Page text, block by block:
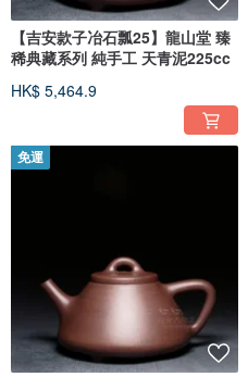
【吉安款子冶石瓢25】龍山堂 臻
稀典藏系列 純手工 天青泥225cc
HK$ 5,464.9
免運